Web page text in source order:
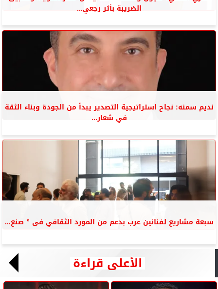
الضريبة بأثر رجعي...
نديم سمنه: نجاح استراتيجية التصدير يبدأ من الجودة وبناء الثقة
في شعار...
سبعة مشاريع لفنانين عرب بدعم من المورد الثقافي فى ” صنع...
الأعلى قراءة